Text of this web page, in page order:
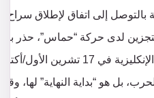
بالتوصل إلى اتفاق لإطلاق سراح
محتجزين لدى حركة “حماس”، حذر
نتنياهو، في بيان مصوّر باللغة الإنكليزية في 17 تشرين الأول/
بل هو “بداية النهاية” لها،